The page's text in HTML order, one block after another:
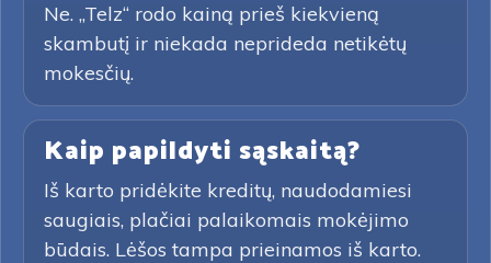
Ne. „Telz“ rodo kainą prieš kiekvieną
skambutį ir niekada neprideda netikėtų
mokesčių.
Kaip papildyti sąskaitą?
Iš karto pridėkite kreditų, naudodamiesi
saugiais, plačiai palaikomais mokėjimo
būdais. Lėšos tampa prieinamos iš karto.